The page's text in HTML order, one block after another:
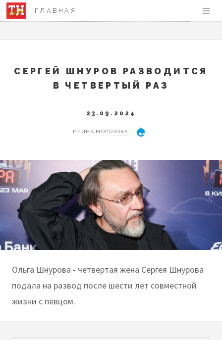
ГЛАВНАЯ
СЕРГЕЙ ШНУРОВ РАЗВОДИТСЯ
В ЧЕТВЕРТЫЙ РАЗ
23.09.2024
ИРИНА МОРОЗОВА
Ольга Шнурова - четвёртая жена Сергея Шнурова
подала на развод после шести лет совместной
жизни с певцом.